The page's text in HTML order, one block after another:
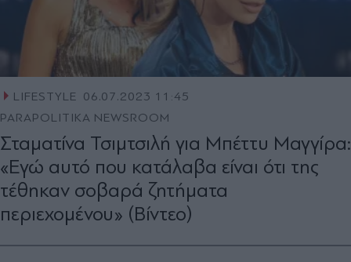
LIFESTYLE 06.07.2023 11:45
PARAPOLITIKA NEWSROOM
Σταματίνα Τσιμτσιλή για Μπέττυ Μαγγίρα:
«Εγώ αυτό που κατάλαβα είναι ότι της
τέθηκαν σοβαρά ζητήματα
περιεχομένου» (Βίντεο)